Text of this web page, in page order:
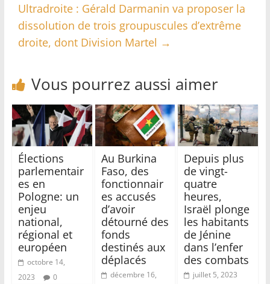
Ultradroite : Gérald Darmanin va proposer la
dissolution de trois groupuscules d’extrême
droite, dont Division Martel →
Vous pourrez aussi aimer
Élections
parlementair
es en
Pologne: un
enjeu
national,
régional et
européen
octobre 14,
2023
0
Au Burkina
Faso, des
fonctionnair
es accusés
d’avoir
détourné des
fonds
destinés aux
déplacés
décembre 16,
Depuis plus
de vingt-
quatre
heures,
Israël plonge
les habitants
de Jénine
dans l’enfer
des combats
juillet 5, 2023